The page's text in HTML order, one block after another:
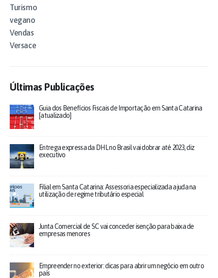
Turismo
vegano
Vendas
Versace
Últimas Publicações
Guia dos Benefícios Fiscais de Importação em Santa Catarina
[atualizado]
Entrega expressa da DHL no Brasil vai dobrar até 2023, diz
executivo
Filial em Santa Catarina: Assessoria especializada ajuda na
utilização de regime tributário especial
Junta Comercial de SC vai conceder isenção para baixa de
empresas menores
Empreender no exterior: dicas para abrir um negócio em outro
país